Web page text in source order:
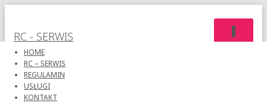
RC - SERWIS
HOME
RC – SERWIS
REGULAMIN
USŁUGI
KONTAKT